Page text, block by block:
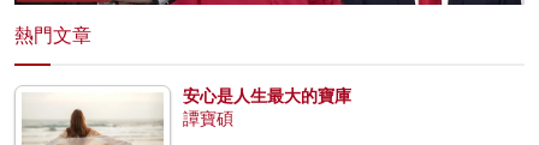
熱門文章
安心是人生最大的寶庫
譚寶碩